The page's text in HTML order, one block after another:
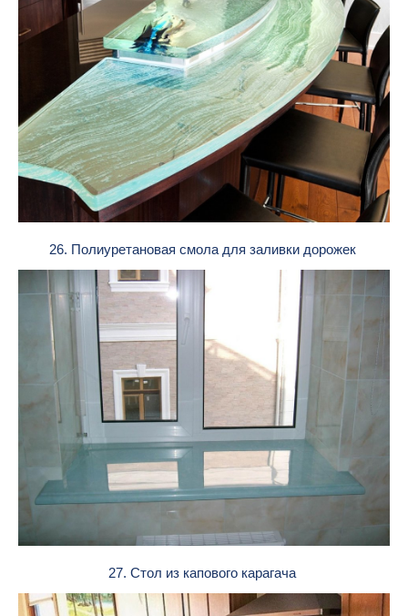
26. Полиуретановая смола для заливки дорожек
27. Стол из капового карагача